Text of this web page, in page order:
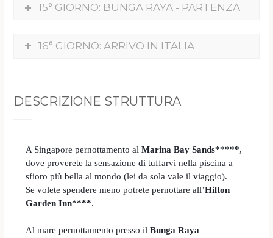
15° GIORNO: BUNGA RAYA - PARTENZA
16° GIORNO: ARRIVO IN ITALIA
DESCRIZIONE STRUTTURA
A Singapore pernottamento alMarina Bay Sands*****,
dove proverete la sensazione di tuffarvi nella piscina a
sfioro più bella al mondo (lei da sola vale il viaggio).
Se volete spendere meno potrete pernottare all’Hilton
Garden Inn****.
Al mare pernottamento presso ilBunga Raya